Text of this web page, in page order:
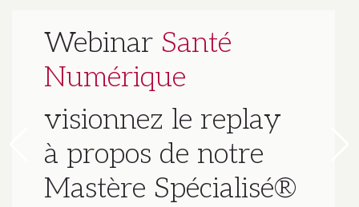
Webinar Santé
Numérique
visionnez le replay
à propos de notre
Mastère Spécialisé®